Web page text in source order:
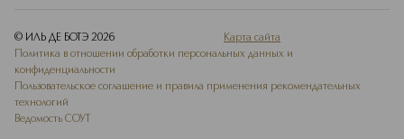
© ИЛЬ ДЕ БОТЭ 2026
Карта сайта
Политика в отношении обработки персональных данных и
конфиденциальности
Пользовательское соглашение и правила применения рекомендательных
технологий
Ведомость СОУТ